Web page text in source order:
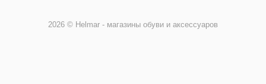
2026 © Helmar - магазины обуви и аксессуаров